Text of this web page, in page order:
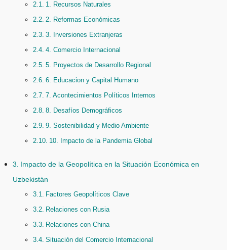
1. Recursos Naturales
2. Reformas Económicas
3. Inversiones Extranjeras
4. Comercio Internacional
5. Proyectos de Desarrollo Regional
6. Educacion y Capital Humano
7. Acontecimientos Políticos Internos
8. Desafíos Demográficos
9. Sostenibilidad y Medio Ambiente
10. Impacto de la Pandemia Global
Impacto de la Geopolítica en la Situación Económica en
Uzbekistán
Factores Geopolíticos Clave
Relaciones con Rusia
Relaciones con China
Situación del Comercio Internacional